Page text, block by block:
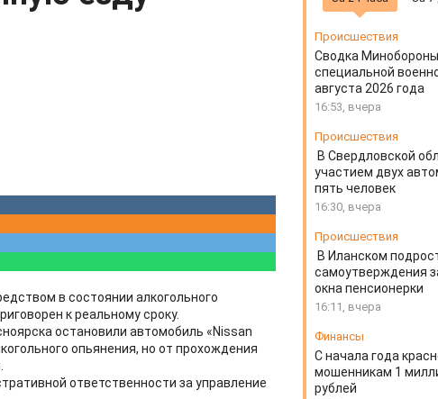
в состоянии алкогольного
к реальному сроку.
остановили автомобиль «Nissan
опьянения, но от прохождения
ответственности за управление
Происшествия
Сводка
специальной
августа 2026 года
16:53, вчера
Происшествия
В Свердловской
участием двух
пять человек
16:30, вчера
Происшествия
В Иланском
самоутверждения
окна пенсионерки
16:11, вчера
Финансы
С начала года
мошенникам 1
рублей